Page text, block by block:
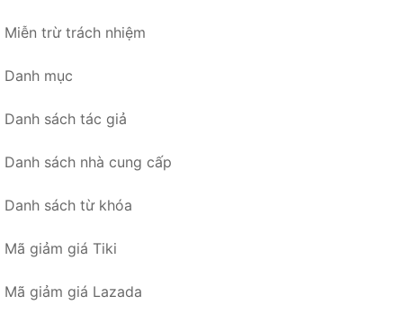
Miễn trừ trách nhiệm
Danh mục
Danh sách tác giả
Danh sách nhà cung cấp
Danh sách từ khóa
Mã giảm giá Tiki
Mã giảm giá Lazada